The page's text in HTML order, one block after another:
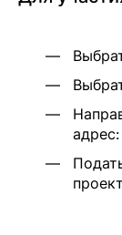
адрес: